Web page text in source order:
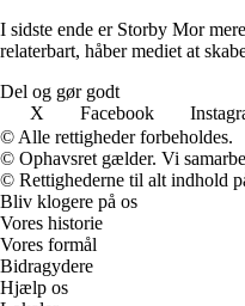
I sidste ende er Storby Mor
relaterbart, håber mediet at
Del og gør godt
X
Facebook
© Alle rettigheder forbeholdes.
© Ophavsret gælder. Vi
© Rettighederne til alt indhold
Bliv klogere på os
Vores historie
Vores formål
Bidragydere
Hjælp os